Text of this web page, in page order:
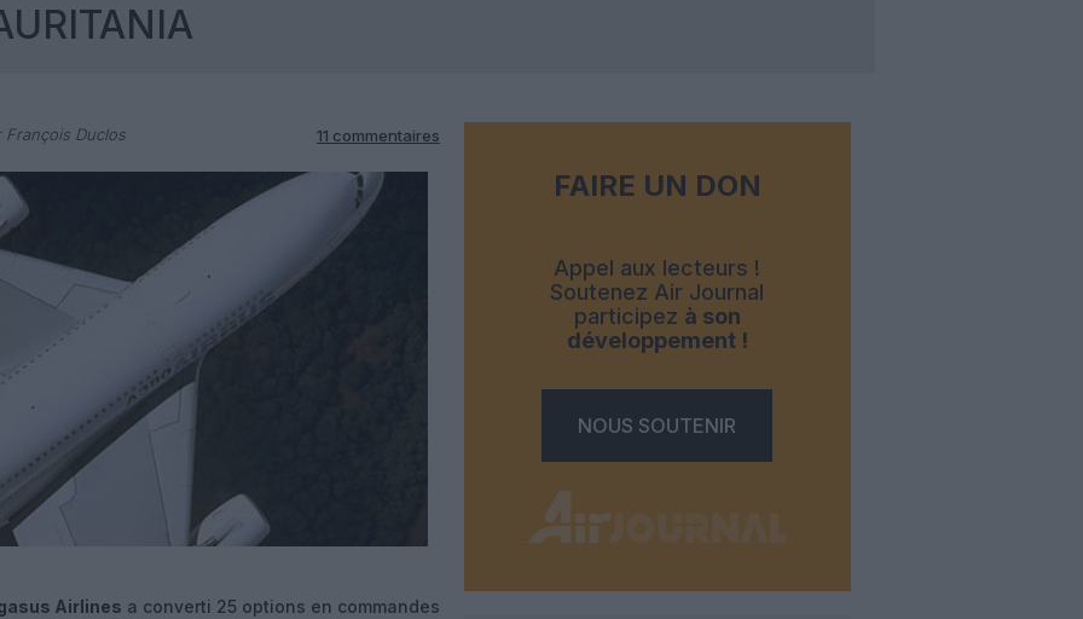
François Duclos 11 commentaires
Airlines a converti 25 options en commandes
FAIRE UN DON
Appel aux lecteurs !
Soutenez Air Journal
participez à son
développement !
NOUS SOUTENIR